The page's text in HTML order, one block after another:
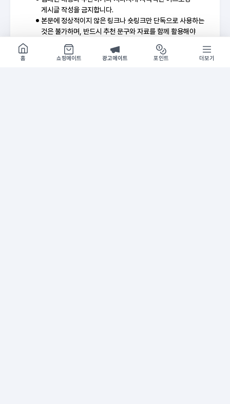
게시글 작성을 금지합니다.
본문에 정상적이지 않은 링크나 숏링크만 단독으로 사용하는
것은 불가하며, 반드시 추천 문구와 자료를 함께 활용해야
제공된 대성마이맥 공식 소재는 임의 가공 없이 원본 그대로
쇼핑몰 구경하기
방문시 1G
홈
쇼핑메이트 광고메이트 포인트 더보기